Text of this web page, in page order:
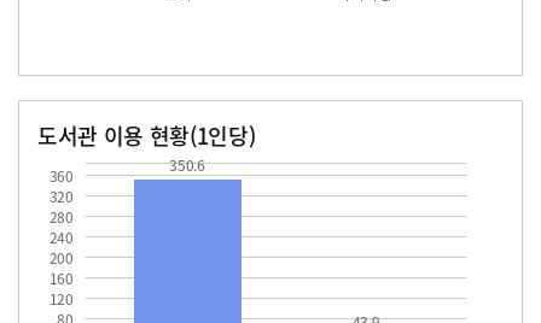
도서관 이용 현황(1인당)
120
160
200
240
280
320
360 350.6